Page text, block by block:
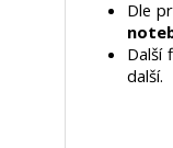
Dle
Další
další.